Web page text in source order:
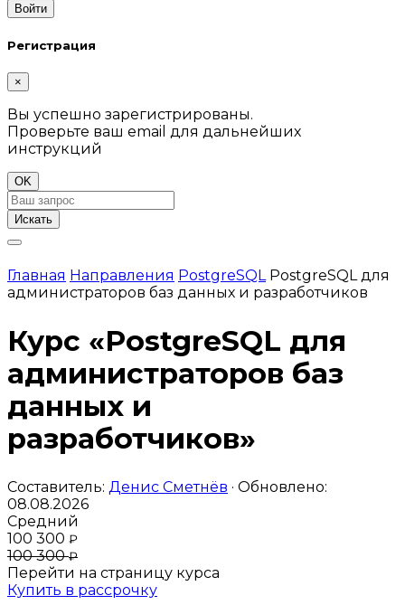
Регистрация
×
Вы успешно зарегистрированы.
Проверьте ваш email для дальнейших
инструкций
OK
Искать
Главная Направления PostgreSQL PostgreSQL для
администраторов баз данных и разработчиков
Курс «PostgreSQL для
администраторов баз
данных и
разработчиков»
Составитель: Денис Сметнёв · Обновлено:
08.08.2026
Средний
100 300 ₽
100 300₽
Перейти на страницу курса
Купить в рассрочку